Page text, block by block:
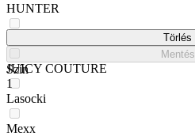
HUNTER
JUICY COUTURE
Lasocki
Mexx
Törlés
Mentés
Szín
1